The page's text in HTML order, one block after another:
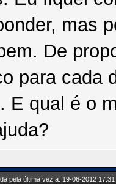
mas
De
para cada
E qual é o
pela última vez a: 19-06-2012